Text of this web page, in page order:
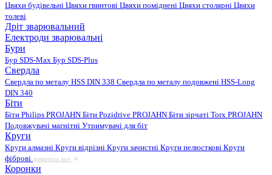
Цвяхи будівельні Цвяхи гвинтові Цвяхи поміднені Цвяхи столярні Цвяхи
толеві
Дріт зварювальний
Електроди зварювальні
Бури
Бур SDS-Max Бур SDS-Plus
Свердла
Свердла по металу HSS DIN 338 Свердла по металу подовжені HSS-Long
DIN 340
Біти
Біти Philips PROJAHN Біти Pozidrive PROJAHN Біти зірчаті Torx PROJAHN
Подовжувачі магнітні Утримувачі для біт
Круги
Круги алмазні Круги відрізні Круги зачистні Круги пелюсткові Круги
фіброві дивитись все
Коронки